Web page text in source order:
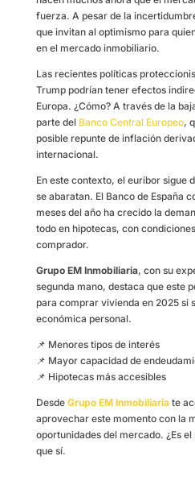
fuerza. A pesar de la
que invitan al optimismo para
en el mercado inmobiliario.
Las recientes políticas
Trump podrían tener efectos
Europa. ¿Cómo? A través de la
parte del Banco Central Europeo,
posible repunte de inflación
internacional.
En este contexto, el euríbor sigue
se abaratan. El Banco de España
meses del año ha crecido la
todo en hipotecas, con
comprador.
Grupo EM Inmobiliaria, con su
segunda mano, destaca que este
para comprar vivienda en 2025 si
económica personal.
📌 Menores tipos de interés
📌 Mayor capacidad de
📌 Hipotecas más accesibles
Desde Grupo EM Inmobiliariate
aprovechar este momento con la
oportunidades del mercado. ¿Es
que sí.